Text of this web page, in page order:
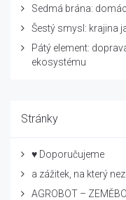
Sedmá brána:
Šestý smysl: krajina
Pátý element:
ekosystému
Stránky
♥ Doporučujeme
a zážitek, na který
AGROBOT –